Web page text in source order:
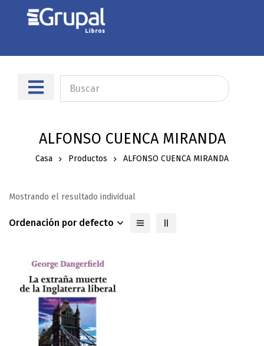
ALFONSO CUENCA MIRANDA
Casa Productos ALFONSO CUENCA MIRANDA
Mostrando el resultado individual
Ordenación por defecto